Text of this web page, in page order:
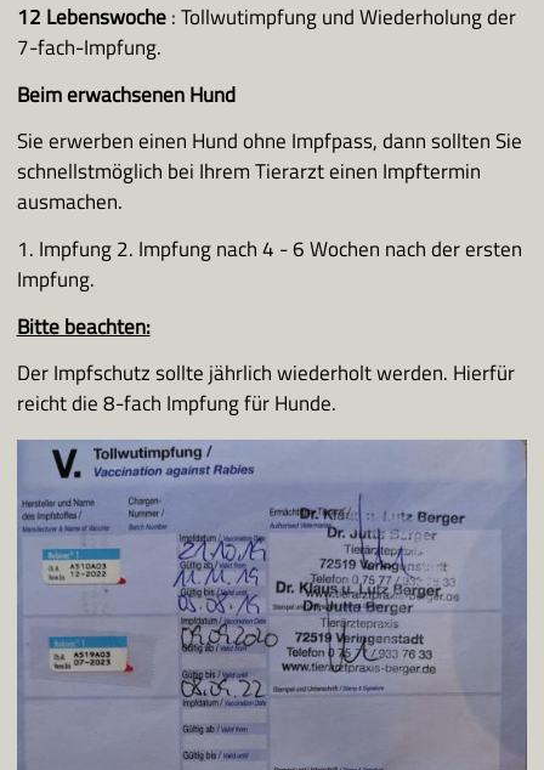
12 Lebenswoche: Tollwutimpfung und Wiederholung der
7-fach-Impfung.
Beim erwachsenen Hund
Sie erwerben einen Hund ohne Impfpass, dann sollten Sie
schnellstmöglich bei Ihrem Tierarzt einen Impftermin
ausmachen.
1. Impfung 2. Impfung nach 4 - 6 Wochen nach der ersten
Impfung.
Bitte beachten:
Der Impfschutz sollte jährlich wiederholt werden. Hierfür
reicht die 8-fach Impfung für Hunde.